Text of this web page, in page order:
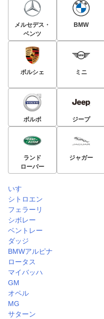
メルセデス・
ベンツ
BMW
ポルシェ ミニ
ボルボ ジープ
ランド
ローバー
ジャガー
いすゞ
シトロエン
フェラーリ
シボレー
ベントレー
ダッジ
BMWアルピナ
ロータス
マイバッハ
GM
オペル
MG
サターン